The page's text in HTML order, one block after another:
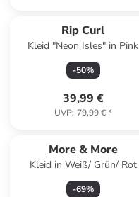
Rip Curl
Kleid "Neon Isles" in Pink
-50%
39,99 €
UVP: 79,99 €*
More & More
Kleid in Weiß/ Grün/ Rot
-69%